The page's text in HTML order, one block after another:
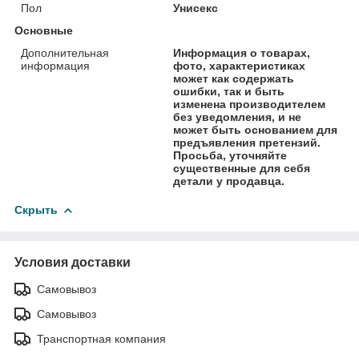
Пол
Унисекс
Основные
Дополнительная
информация
Информация о товарах,
фото, характеристиках
может как содержать
ошибки, так и быть
изменена производителем
без уведомления, и не
может быть основанием для
предъявления претензий.
Просьба, уточняйте
существенные для себя
детали у продавца.
Скрыть
Условия доставки
Самовывоз
Самовывоз
Транспортная компания